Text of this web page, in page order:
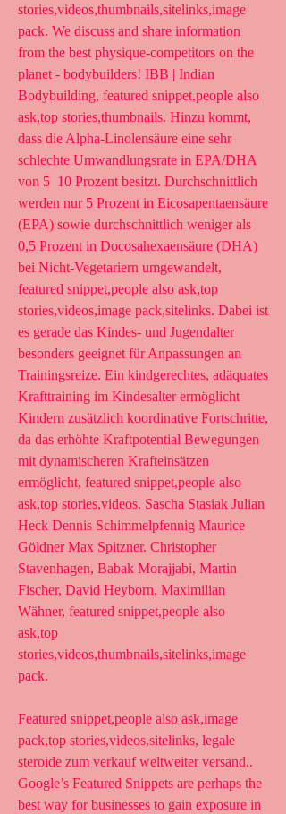
stories,videos,thumbnails,sitelinks,image
pack. We discuss and share information
from the best physique-competitors on the
planet - bodybuilders! IBB | Indian
Bodybuilding, featured snippet,people also
ask,top stories,thumbnails. Hinzu kommt,
dass die Alpha-Linolensäure eine sehr
schlechte Umwandlungsrate in EPA/DHA
von 5  10 Prozent besitzt. Durchschnittlich
werden nur 5 Prozent in Eicosapentaensäure
(EPA) sowie durchschnittlich weniger als
0,5 Prozent in Docosahexaensäure (DHA)
bei Nicht-Vegetariern umgewandelt,
featured snippet,people also ask,top
stories,videos,image pack,sitelinks. Dabei ist
es gerade das Kindes- und Jugendalter
besonders geeignet für Anpassungen an
Trainingsreize. Ein kindgerechtes, adäquates
Krafttraining im Kindesalter ermöglicht
Kindern zusätzlich koordinative Fortschritte,
da das erhöhte Kraftpotential Bewegungen
mit dynamischeren Krafteinsätzen
ermöglicht, featured snippet,people also
ask,top stories,videos. Sascha Stasiak Julian
Heck Dennis Schimmelpfennig Maurice
Göldner Max Spitzner. Christopher
Stavenhagen, Babak Morajjabi, Martin
Fischer, David Heyborn, Maximilian
Wähner, featured snippet,people also
ask,top
stories,videos,thumbnails,sitelinks,image
pack.
Featured snippet,people also ask,image
pack,top stories,videos,sitelinks, legale
steroide zum verkauf weltweiter versand..
Google’s Featured Snippets are perhaps the
best way for businesses to gain exposure in